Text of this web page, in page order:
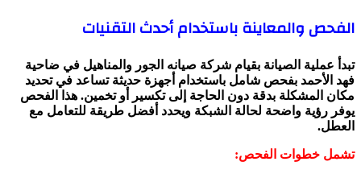
الفحص والمعاينة باستخدام أحدث التقنيات
تبدأ عملية الصيانة بقيام شركة صيانه الجور والمناهيل في ضاحية
فهد الأحمد بفحص شامل باستخدام أجهزة حديثة تساعد في تحديد
مكان المشكلة بدقة دون الحاجة إلى تكسير أو تخمين. هذا الفحص
يوفر رؤية واضحة لحالة الشبكة ويحدد أفضل طريقة للتعامل مع
العطل.
تشمل خطوات الفحص: